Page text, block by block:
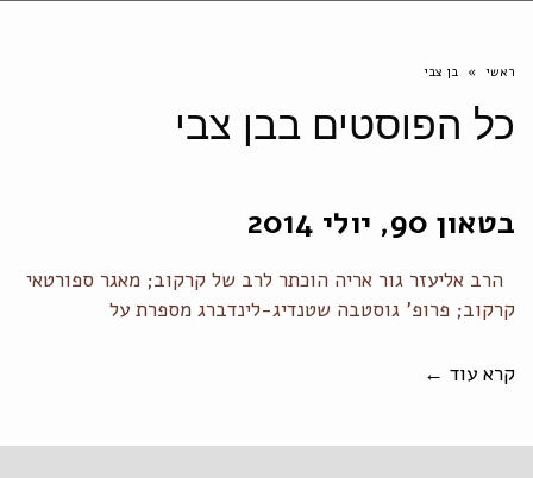
ראשי » בן צבי
כל הפוסטים בבן צבי
בטאון 90, יולי 2014
הרב אליעזר גור אריה הוכתר לרב של קרקוב; מאגר ספורטאי
קרקוב; פרופ' גוסטבה שטנדיג-לינדברג מספרת על
קרא עוד ←